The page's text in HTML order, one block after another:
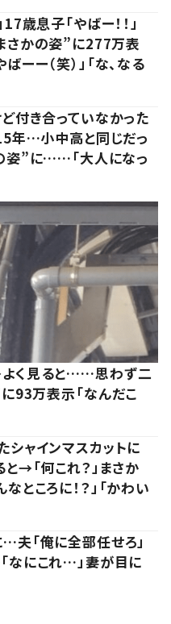
歳息子「やばー！！」
さかの姿”に277万表
ーー（笑）」「な、なる
ど付き合っていなかった
年…小中高と同じだっ
姿”に……「大人になっ
く見ると……思わず二
93万表示「なんだこ
シャインマスカットに
→「何これ？」まさか
ところに！？」「かわい
夫「俺に全部任せろ」
なにこれ…」妻が目に